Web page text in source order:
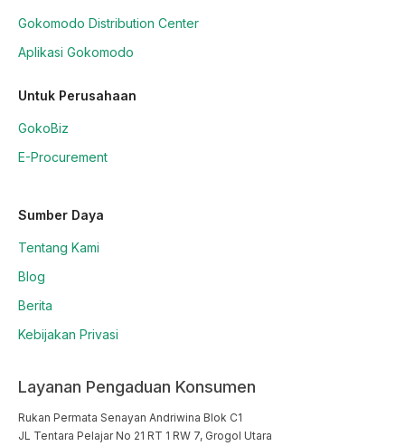
Gokomodo Distribution Center
Aplikasi Gokomodo
Untuk Perusahaan
GokoBiz
E-Procurement
Sumber Daya
Tentang Kami
Blog
Berita
Kebijakan Privasi
Layanan Pengaduan Konsumen
Rukan Permata Senayan Andriwina Blok C1
JL Tentara Pelajar No 21 RT 1 RW 7, Grogol Utara